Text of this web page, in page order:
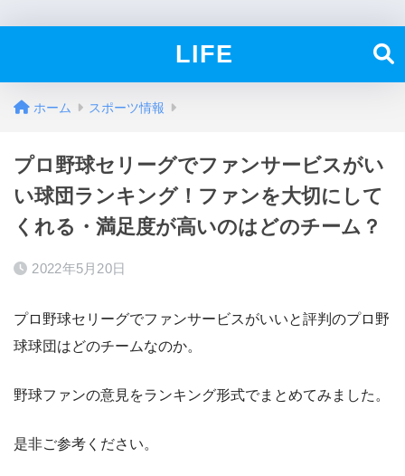
LIFE
ホーム スポーツ情報
プロ野球セリーグでファンサービスがい
い球団ランキング！ファンを大切にして
くれる・満足度が高いのはどのチーム？
2022年5月20日
プロ野球セリーグでファンサービスがいいと評判のプロ野
球球団はどのチームなのか。
野球ファンの意見をランキング形式でまとめてみました。
是非ご参考ください。